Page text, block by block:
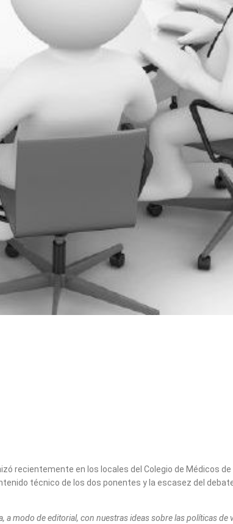
recientemente en los locales del Colegio de Médicos
técnico de los dos ponentes y la escasez del
modo de editorial, con nuestras ideas sobre las políticas de